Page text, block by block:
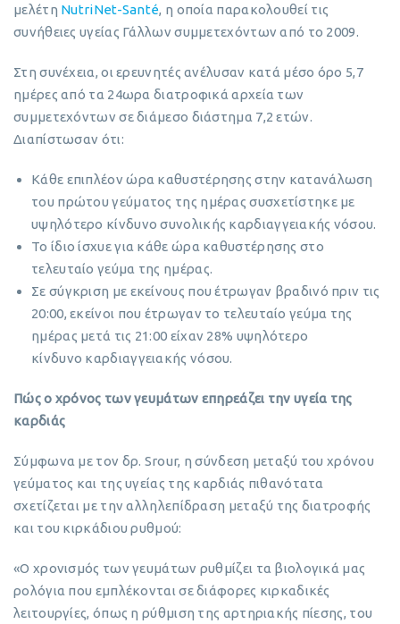
μελέτη NutriNet-Santé, η οποία παρακολουθεί τις
συνήθειες υγείας Γάλλων συμμετεχόντων από το 2009.
Στη συνέχεια, οι ερευνητές ανέλυσαν κατά μέσο όρο 5,7
ημέρες από τα 24ωρα διατροφικά αρχεία των
συμμετεχόντων σε διάμεσο διάστημα 7,2 ετών.
Διαπίστωσαν ότι:
Κάθε επιπλέον ώρα καθυστέρησης στην κατανάλωση
του πρώτου γεύματος της ημέρας συσχετίστηκε με
υψηλότερο κίνδυνο συνολικής καρδιαγγειακής νόσου.
Το ίδιο ίσχυε για κάθε ώρα καθυστέρησης στο
τελευταίο γεύμα της ημέρας.
Σε σύγκριση με εκείνους που έτρωγαν βραδινό πριν τις
20:00, εκείνοι που έτρωγαν το τελευταίο γεύμα της
ημέρας μετά τις 21:00 είχαν 28% υψηλότερο
κίνδυνο καρδιαγγειακής νόσου.
Πώς ο χρόνος των γευμάτων επηρεάζει την υγεία της
καρδιάς
Σύμφωνα με τον δρ. Srour, η σύνδεση μεταξύ του χρόνου
γεύματος και της υγείας της καρδιάς πιθανότατα
σχετίζεται με την αλληλεπίδραση μεταξύ της διατροφής
και του κιρκάδιου ρυθμού:
«Ο χρονισμός των γευμάτων ρυθμίζει τα βιολογικά μας
ρολόγια που εμπλέκονται σε διάφορες κιρκαδικές
λειτουργίες, όπως η ρύθμιση της αρτηριακής πίεσης, του